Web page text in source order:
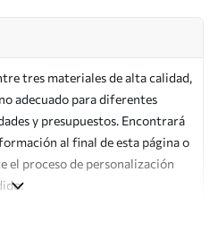
tres materiales de alta calidad,
adecuado para diferentes
y presupuestos. Encontrará
al final de esta página o
el proceso de personalización